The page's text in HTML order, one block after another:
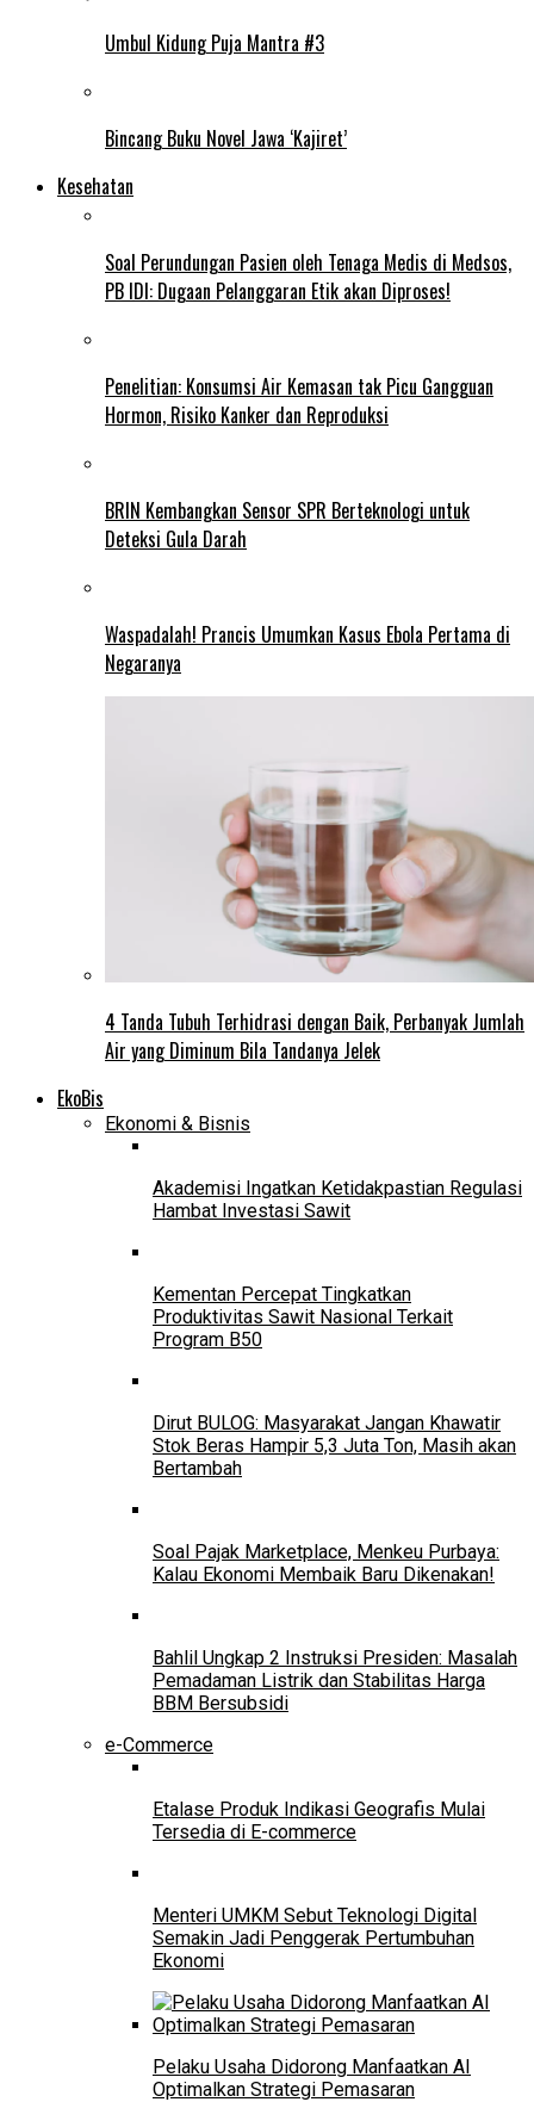
Umbul Kidung Puja Mantra #3
Bincang Buku Novel Jawa ‘Kajiret’
Kesehatan
Soal Perundungan Pasien oleh Tenaga Medis di Medsos,
PB IDI: Dugaan Pelanggaran Etik akan Diproses!
Penelitian: Konsumsi Air Kemasan tak Picu Gangguan
Hormon, Risiko Kanker dan Reproduksi
BRIN Kembangkan Sensor SPR Berteknologi untuk
Deteksi Gula Darah
Waspadalah! Prancis Umumkan Kasus Ebola Pertama di
Negaranya
4 Tanda Tubuh Terhidrasi dengan Baik, Perbanyak Jumlah
Air yang Diminum Bila Tandanya Jelek
EkoBis
Ekonomi & Bisnis
Akademisi Ingatkan Ketidakpastian Regulasi
Hambat Investasi Sawit
Kementan Percepat Tingkatkan
Produktivitas Sawit Nasional Terkait
Program B50
Dirut BULOG: Masyarakat Jangan Khawatir
Stok Beras Hampir 5,3 Juta Ton, Masih akan
Bertambah
Soal Pajak Marketplace, Menkeu Purbaya:
Kalau Ekonomi Membaik Baru Dikenakan!
Bahlil Ungkap 2 Instruksi Presiden: Masalah
Pemadaman Listrik dan Stabilitas Harga
BBM Bersubsidi
e-Commerce
Etalase Produk Indikasi Geografis Mulai
Tersedia di E-commerce
Menteri UMKM Sebut Teknologi Digital
Semakin Jadi Penggerak Pertumbuhan
Ekonomi
Pelaku Usaha Didorong Manfaatkan AI
Optimalkan Strategi Pemasaran